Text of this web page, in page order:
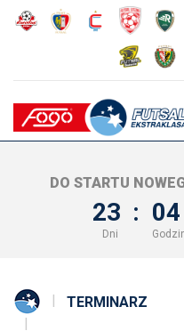
DO STARTU
23 : 04
Dni
TERMINARZ